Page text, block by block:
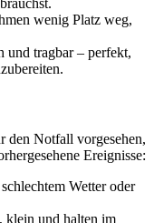
wenig Platz weg,
und tragbar – perfekt,
den Notfall vorgesehen,
Ereignisse:
Wetter oder
klein und halten im